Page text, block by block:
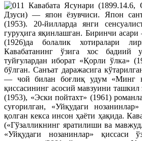
Кавабата Ясунари
Дзуси) — япон ёзувчиси. Япон
(1953). 20-йилларда янги
гуруҳига яқинлашган. Биринчи
(1926)да болалик хотиралари
Кавабатанинг ўзига хос бадиий
туйғулардан иборат «Қорли ўлка»
бўлган. Санъат даражасига
— чой билан боғлиқ удум «Минг
қиссасининг асосий мавзуини ташкил
(1953), «Эски пойтахт» (1961)
суғорилган, «Уйқудаги
қолган кекса инсон ҳаёти ҳақида.
(«Гўзалликнинг яратилиши ва
«Уйқудаги нозанинлар» қиссаси